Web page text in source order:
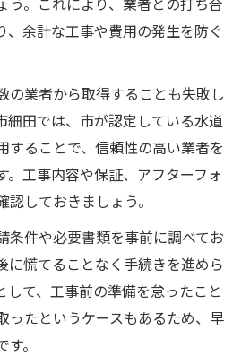
、余計な工事や費用の発生を防ぐ
の業者から取得することも失敗し
細田では、市が認定している水道
することで、信頼性の高い業者を
。工事内容や保証、アフターフォ
しておきましょう。
条件や必要書類を事前に調べてお
に慌てることなく手続きを進めら
して、工事前の準備を怠ったこと
ったというケースもあるため、早
。